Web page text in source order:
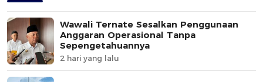
Wawali Ternate Sesalkan Penggunaan
Anggaran Operasional Tanpa
Sepengetahuannya
2 hari yang lalu